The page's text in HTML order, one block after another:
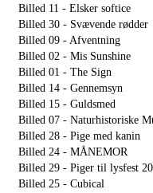
Billed 11 - Elsker softice
Billed 30 - Svævende rødder
Billed 09 - Afventning
Billed 02 - Mis Sunshine
Billed 01 - The Sign
Billed 14 - Gennemsyn
Billed 15 - Guldsmed
Billed 07 - Naturhistoriske
Billed 28 - Pige med kanin
Billed 24 - MÅNEMOR
Billed 29 - Piger til lysfest
Billed 25 - Cubical